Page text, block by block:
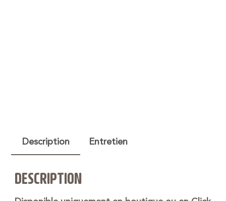
Description Entretien
DESCRIPTION